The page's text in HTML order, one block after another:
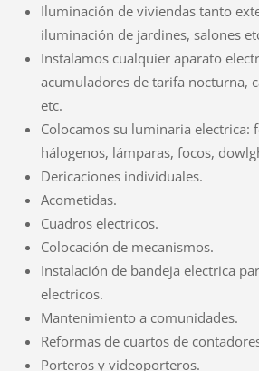
Iluminación de viviendas tanto
iluminación de jardines, salones
Instalamos cualquier aparato
acumuladores de tarifa nocturna,
etc.
Colocamos su luminaria electrica:
hálogenos, lámparas, focos,
Dericaciones individuales.
Cuadros electricos.
Colocación de mecanismos.
Instalación de bandeja electrica
electricos.
Mantenimiento a comunidades.
Reformas de cuartos de
Porteros y